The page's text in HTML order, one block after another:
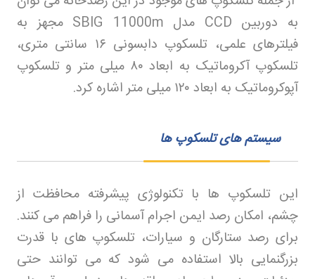
به دوربین
مدل
مجهز به
فیلترهای علمی، تلسکوپ دابسونی ۱۶ سانتی‌ متری،
تلسکوپ آکروماتیک به ابعاد ۸۰ میلی‌ متر و تلسکوپ
آپوکروماتیک به ابعاد۱۲۰میلی‌ متر اشاره کرد.
سیستم های تلسکوپ ها
این تلسکوپ‌ ها با تکنولوژی پیشرفته محافظت از
چشم، امکان رصد ایمن اجرام آسمانی را فراهم می‌ کنند.
برای رصد ستارگان و سیارات، تلسکوپ‌ های با قدرت
بزرگنمایی بالا استفاده می‌ شود که می‌ توانند حتی